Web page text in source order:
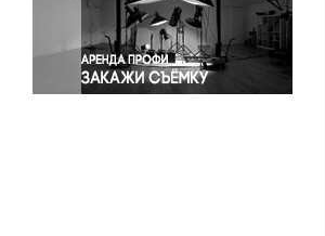
Экология
Экономика и бизнес